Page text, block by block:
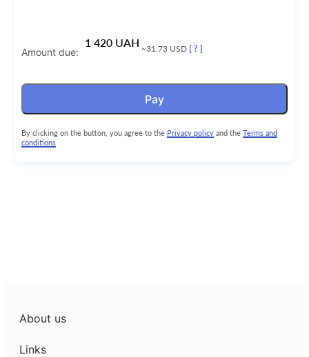
Amount due:
1 420 UAH ~31.73 USD [ ? ]
Pay
By clicking on the button, you agree to the Privacy policyand the Terms and
conditions
About us
Links